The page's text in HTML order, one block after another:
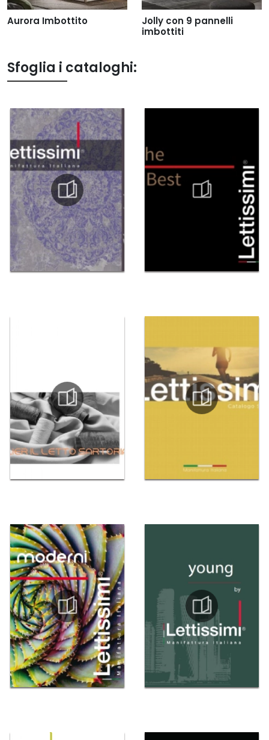
Aurora Imbottito
Jolly con 9 pannelli
imbottiti
Sfoglia i cataloghi: